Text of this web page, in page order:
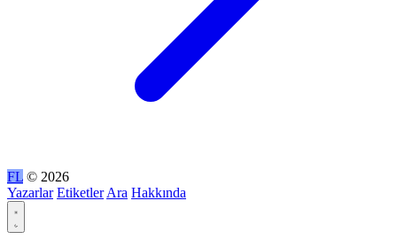
FL © 2026
Yazarlar Etiketler Ara Hakkında